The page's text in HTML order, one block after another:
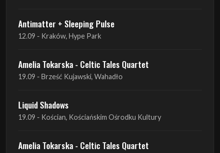
Amelia Tokarska - Celtic Tales Quartet
19.09 - Brześć Kujawski, Wahadło
Liquid Shadows
19.09 - Kościan, Kościańskim Ośrodku Kultury
Amelia Tokarska - Celtic Tales Quartet
20.09 - Brześć Kujawski, Wahadło
Red Sand